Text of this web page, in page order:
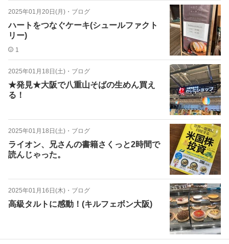
2025年01月20日(月) ・ ブログ
ハートをつなぐケーキ(シュールファクト
リー)
1
2025年01月18日(土) ・ ブログ
★発見★大阪で八重山そばの生めん買え
る！
2025年01月18日(土) ・ ブログ
ライオン、兄さんの書籍さくっと2時間で
読んじゃった。
2025年01月16日(木) ・ ブログ
高級タルトに感動！(キルフェボン大阪)